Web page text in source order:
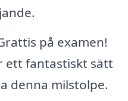
på examen!
ett fantastiskt sätt
denna milstolpe.